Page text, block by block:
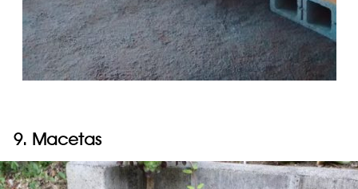
9. Macetas